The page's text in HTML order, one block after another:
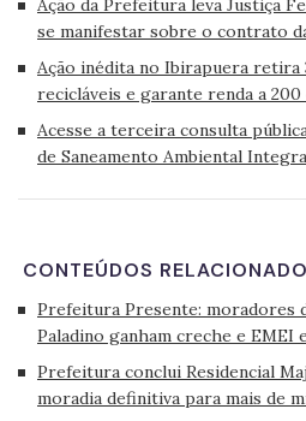
se manifestar sobre o contrato
Ação inédita no Ibirapuera retira
recicláveis e garante renda a
Acesse a terceira consulta
de Saneamento Ambiental
CONTEÚDOS
Prefeitura Presente: moradores
Paladino ganham creche e
Prefeitura conclui Residencial
moradia definitiva para mais de